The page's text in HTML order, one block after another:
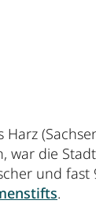
Harz
war die
und fast
.